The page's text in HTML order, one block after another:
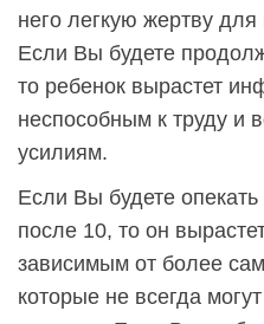
него легкую жертву
Если Вы будете
то ребенок вырастет
неспособным к труду и
усилиям.
Если Вы будете
после 10, то он
зависимым от более
которые не всегда